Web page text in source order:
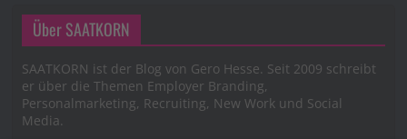
Über SAATKORN
SAATKORN ist der Blog von Gero Hesse. Seit 2009 schreibt
er über die Themen Employer Branding,
Personalmarketing, Recruiting, New Work und Social
Media.